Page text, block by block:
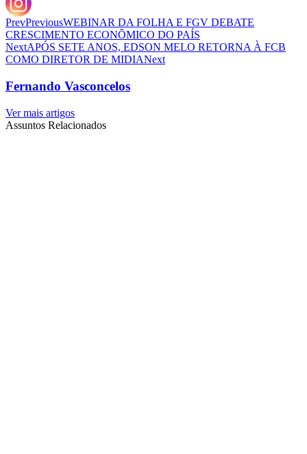
PrevPreviousWEBINAR DA FOLHA E FGV DEBATE
CRESCIMENTO ECONÕMICO DO PAÍS
NextAPÓS SETE ANOS, EDSON MELO RETORNA À FCB
COMO DIRETOR DE MIDIANext
Fernando Vasconcelos
Ver mais artigos
Assuntos Relacionados